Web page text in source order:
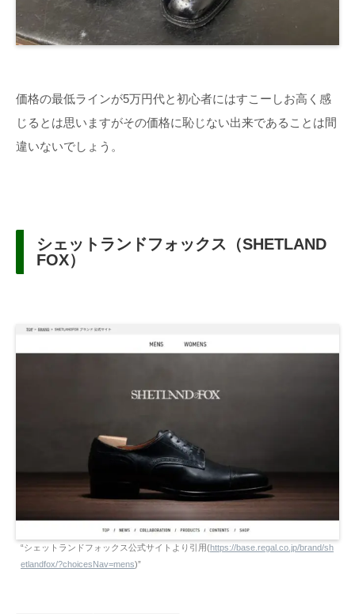
価格の最低ラインが5万円代と初心者にはすこーしお高く感
じるとは思いますがその価格に恥じない出来であることは間
違いないでしょう。
シェットランドフォックス（SHETLAND
FOX）
“シェットランドフォックス公式サイトより引用(https://base.regal.co.jp/brand/sh
etlandfox/?choicesNav=mens)”